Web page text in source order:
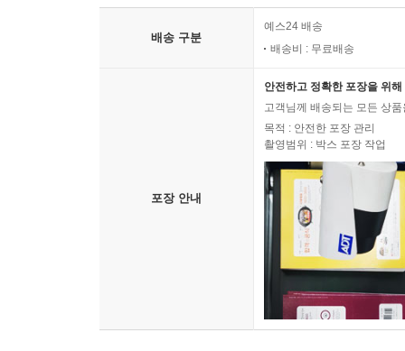
배송 구분
예스24 배송
배송비 : 무료배송
포장 안내
안전하고 정확한 포장을 위
고객님께 배송되는 모든 상
목적 : 안전한 포장 관리
촬영범위 : 박스 포장 작업